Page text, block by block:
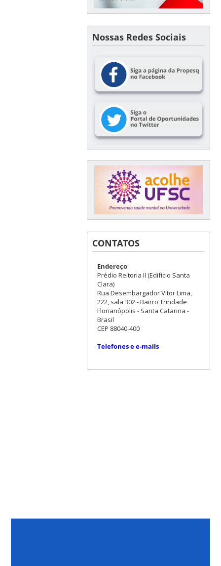
Nossas Redes Sociais
CONTATOS
Endereço:
Prédio Reitoria II (Edifício Santa
Clara)
Rua Desembargador Vitor Lima,
222, sala 302 - Bairro Trindade
Florianópolis - Santa Catarina -
Brasil
CEP 88040-400
Telefones e e-mails